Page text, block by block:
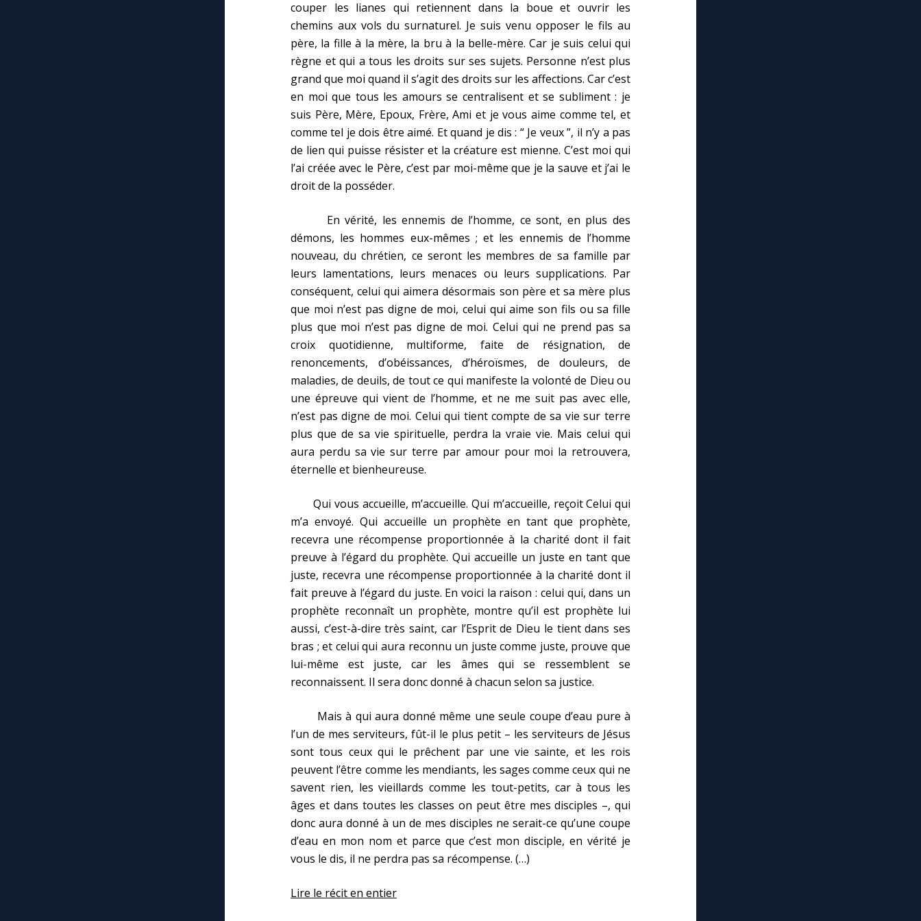
couper les lianes qui retiennent dans la boue et ouvrir les
chemins aux vols du surnaturel. Je suis venu opposer le fils au
père, la fille à la mère, la bru à la belle-mère. Car je suis celui qui
règne et qui a tous les droits sur ses sujets. Personne n’est plus
grand que moi quand il s’agit des droits sur les affections. Car c’est
en moi que tous les amours se centralisent et se subliment : je
suis Père, Mère, Epoux, Frère, Ami et je vous aime comme tel, et
comme tel je dois être aimé. Et quand je dis : “ Je veux ”, il n’y a pas
de lien qui puisse résister et la créature est mienne. C’est moi qui
l’ai créée avec le Père, c’est par moi-même que je la sauve et j’ai le
droit de la posséder.
En vérité, les ennemis de l’homme, ce sont, en plus des
démons, les hommes eux-mêmes ; et les ennemis de l’homme
nouveau, du chrétien, ce seront les membres de sa famille par
leurs lamentations, leurs menaces ou leurs supplications. Par
conséquent, celui qui aimera désormais son père et sa mère plus
que moi n’est pas digne de moi, celui qui aime son fils ou sa fille
plus que moi n’est pas digne de moi. Celui qui ne prend pas sa
croix quotidienne, multiforme, faite de résignation, de
renoncements, d’obéissances, d’héroïsmes, de douleurs, de
maladies, de deuils, de tout ce qui manifeste la volonté de Dieu ou
une épreuve qui vient de l’homme, et ne me suit pas avec elle,
n’est pas digne de moi. Celui qui tient compte de sa vie sur terre
plus que de sa vie spirituelle, perdra la vraie vie. Mais celui qui
aura perdu sa vie sur terre par amour pour moi la retrouvera,
éternelle et bienheureuse.
Qui vous accueille, m’accueille. Qui m’accueille, reçoit Celui qui
m’a envoyé. Qui accueille un prophète en tant que prophète,
recevra une récompense proportionnée à la charité dont il fait
preuve à l’égard du prophète. Qui accueille un juste en tant que
juste, recevra une récompense proportionnée à la charité dont il
fait preuve à l’égard du juste. En voici la raison : celui qui, dans un
prophète reconnaît un prophète, montre qu’il est prophète lui
aussi, c’est-à-dire très saint, car l’Esprit de Dieu le tient dans ses
bras ; et celui qui aura reconnu un juste comme juste, prouve que
lui-même est juste, car les âmes qui se ressemblent se
reconnaissent. Il sera donc donné à chacun selon sa justice.
Mais à qui aura donné même une seule coupe d’eau pure à
l’un de mes serviteurs, fût-il le plus petit – les serviteurs de Jésus
sont tous ceux qui le prêchent par une vie sainte, et les rois
peuvent l’être comme les mendiants, les sages comme ceux qui ne
savent rien, les vieillards comme les tout-petits, car à tous les
âges et dans toutes les classes on peut être mes disciples –, qui
donc aura donné à un de mes disciples ne serait-ce qu’une coupe
d’eau en mon nom et parce que c’est mon disciple, en vérité je
vous le dis, il ne perdra pas sa récompense. (…)
Lire le récit en entier